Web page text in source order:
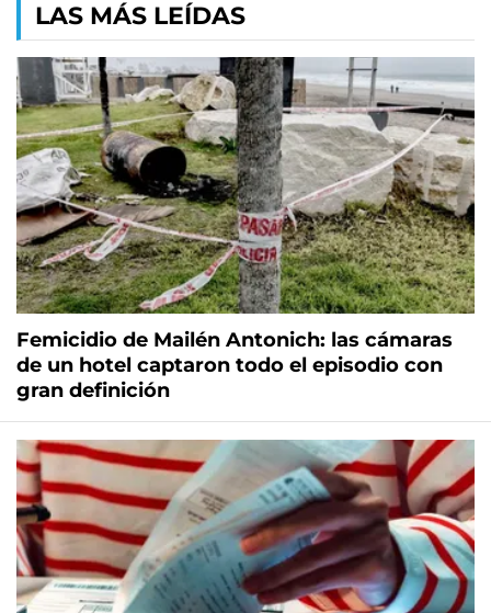
LAS MÁS LEÍDAS
Femicidio de Mailén Antonich: las cámaras
de un hotel captaron todo el episodio con
gran definición